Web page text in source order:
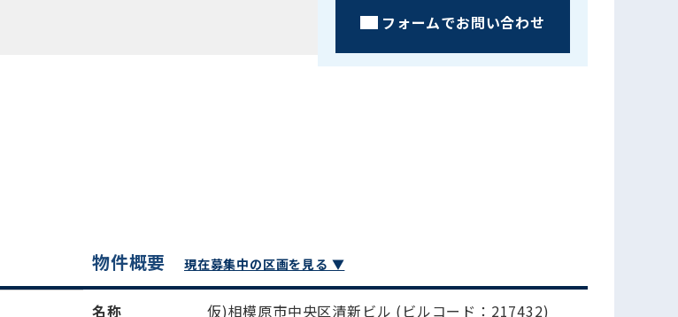
フォームでお問い合わせ
物件概要 現在募集中の区画を見る ▼
名称 仮)相模原市中央区清新ビル (ビルコード：217432)